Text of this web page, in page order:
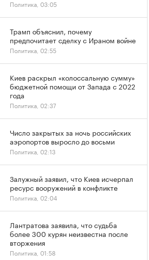
Политика, 03:05
Трамп объяснил, почему
предпочитает сделку с Ираном войне
Политика, 02:55
Киев раскрыл «колоссальную сумму»
бюджетной помощи от Запада с 2022
года
Политика, 02:37
Число закрытых за ночь российских
аэропортов выросло до восьми
Политика, 02:13
Залужный заявил, что Киев исчерпал
ресурс вооружений в конфликте
Политика, 02:04
Лантратова заявила, что судьба
более 300 курян неизвестна после
вторжения
Политика, 01:58